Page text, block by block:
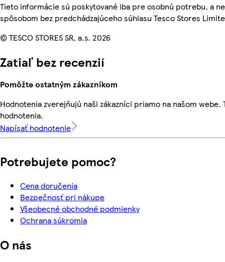
Tieto informácie sú poskytované iba pre osobnú potrebu, a
spôsobom bez predchádzajúceho súhlasu Tesco Stores
© TESCO STORES SR, a.s. 2026
Zatiaľ bez recenzií
Pomôžte ostatným zákazníkom
Hodnotenia zverejňujú naši zákazníci priamo na našom
hodnotenia.
Napísať hodnotenie
Potrebujete pomoc?
Cena doručenia
Bezpečnosť pri nákupe
Všeobecné obchodné podmienky
Ochrana súkromia
O nás